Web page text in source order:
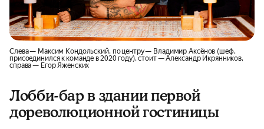
Слева — Максим Кондольский, по центру — Владимир Аксёнов (шеф,
присоединился к команде в 2020 году), стоит — Александр Икрянников,
справа — Егор Яженских
Лобби-бар в здании первой
дореволюционной гостиницы